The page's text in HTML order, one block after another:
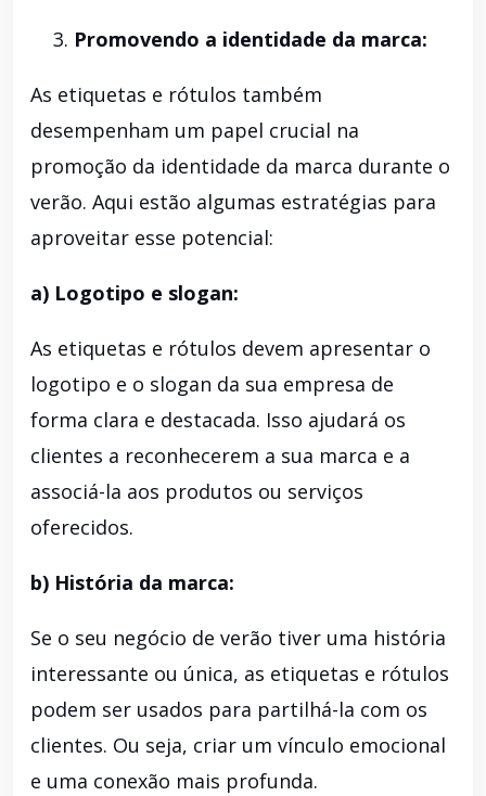
Promovendo a identidade da marca:
As etiquetas e rótulos também
desempenham um papel crucial na
promoção da identidade da marca durante o
verão. Aqui estão algumas estratégias para
aproveitar esse potencial:
a) Logotipo e slogan:
As etiquetas e rótulos devem apresentar o
logotipo e o slogan da sua empresa de
forma clara e destacada. Isso ajudará os
clientes a reconhecerem a sua marca e a
associá-la aos produtos ou serviços
oferecidos.
b) História da marca:
Se o seu negócio de verão tiver uma história
interessante ou única, as etiquetas e rótulos
podem ser usados ​​para partilhá-la com os
clientes. Ou seja, criar um vínculo emocional
e uma conexão mais profunda.